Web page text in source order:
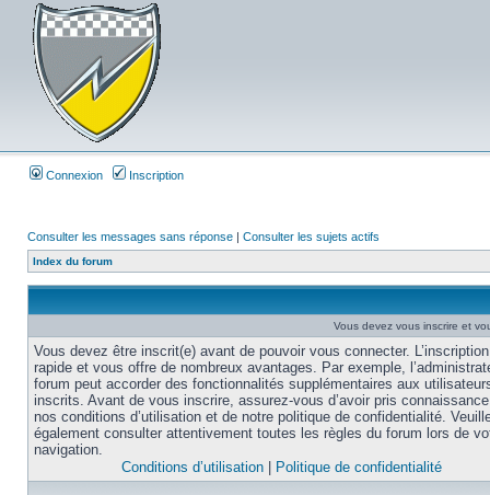
Connexion Inscription
Consulter les messages sans réponse | Consulter les sujets actifs
Index du forum
Vous devez vous inscrire et
Vous devez être inscrit(e) avant de pouvoir vous connecter.
rapide et vous offre de nombreux avantages. Par exemple,
forum peut accorder des fonctionnalités supplémentaires aux
inscrits. Avant de vous inscrire, assurez-vous d’avoir pris
nos conditions d’utilisation et de notre politique de confidentialité.
également consulter attentivement toutes les règles du forum lors de
navigation.
Conditions d’utilisation
Politique de confidentialité